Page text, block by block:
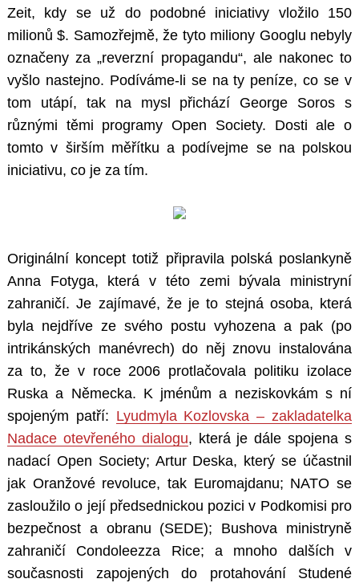
Zeit, kdy se už do podobné iniciativy vložilo 150
milionů $. Samozřejmě, že tyto miliony Googlu nebyly
označeny za „reverzní propagandu“, ale nakonec to
vyšlo nastejno. Podíváme-li se na ty peníze, co se v
tom utápí, tak na mysl přichází George Soros s
různými těmi programy Open Society. Dosti ale o
tomto v širším měřítku a podívejme se na polskou
iniciativu, co je za tím.
Originální koncept totiž připravila polská poslankyně
Anna Fotyga, která v této zemi bývala ministryní
zahraničí. Je zajímavé, že je to stejná osoba, která
byla nejdříve ze svého postu vyhozena a pak (po
intrikánských manévrech) do něj znovu instalována
za to, že v roce 2006 protlačovala politiku izolace
Ruska a Německa. K jménům a neziskovkám s ní
spojeným patří: Lyudmyla Kozlovska – zakladatelka
Nadace otevřeného dialogu, která je dále spojena s
nadací Open Society; Artur Deska, který se účastnil
jak Oranžové revoluce, tak Euromajdanu; NATO se
zasloužilo o její předsednickou pozici v Podkomisi pro
bezpečnost a obranu (SEDE); Bushova ministryně
zahraničí Condoleezza Rice; a mnoho dalších v
současnosti zapojených do protahování Studené